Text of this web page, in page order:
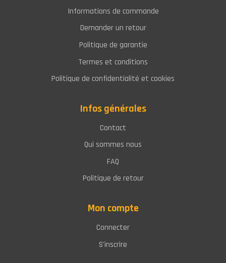
Informations de commande
Demander un retour
Politique de garantie
Termes et conditions
Politique de confidentialité et cookies
Infos générales
Contact
Qui sommes nous
FAQ
Politique de retour
Mon compte
Connecter
S'inscrire